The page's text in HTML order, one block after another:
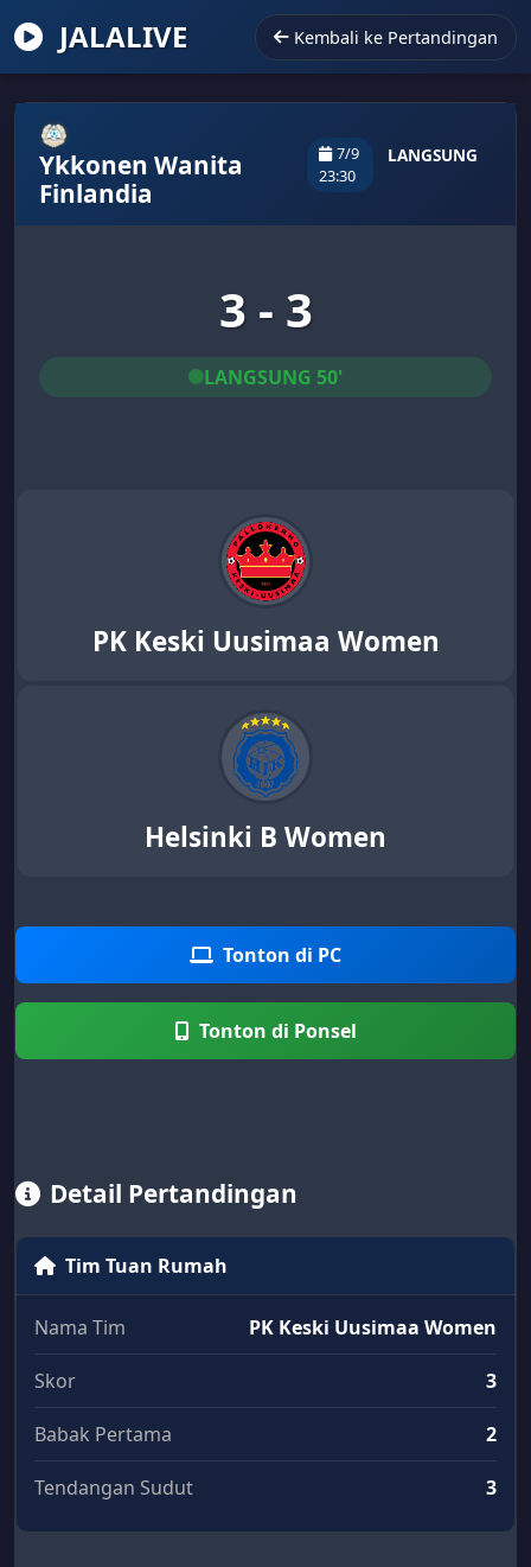
JALALIVE Kembali ke Pertandingan
Ykkonen Wanita
Finlandia
7/9
23:30
LANGSUNG
PK Keski Uusimaa Women
3 - 3
LANGSUNG 50'
Helsinki B Women
Tonton di PC
Tonton di Ponsel
Detail Pertandingan
Tim Tuan Rumah
Nama Tim PK Keski Uusimaa Women
Skor 3
Babak Pertama 2
Tendangan Sudut 3